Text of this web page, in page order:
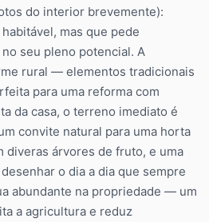
do interior brevemente):
mas que pede
seu pleno potencial. A
rural — elementos tradicionais
para uma reforma com
da casa, o terreno imediato é
convite natural para uma horta
diveras árvores de fruto, e uma
o dia a dia que sempre
abundante na propriedade — um
a agricultura e reduz